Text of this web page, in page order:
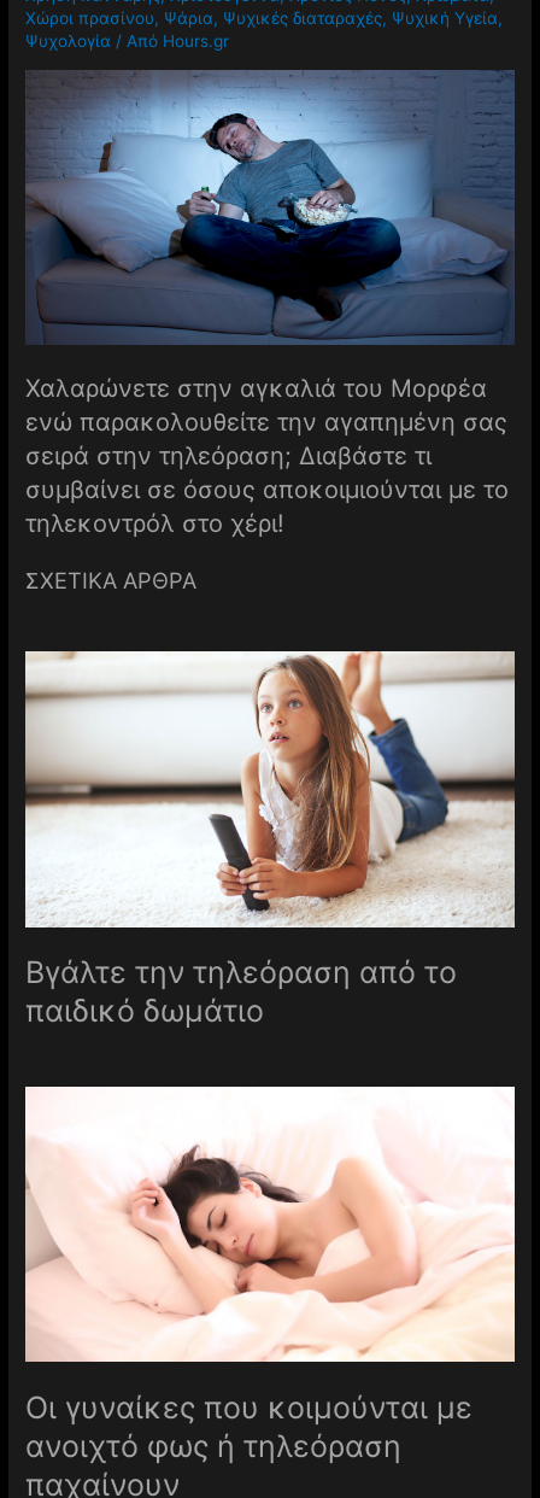
Χώροι πρασίνου, Ψάρια, Ψυχικές διαταραχές, Ψυχική Υγεία,
Ψυχολογία / Από Hours.gr
Χαλαρώνετε στην αγκαλιά του Μορφέα
ενώ παρακολουθείτε την αγαπημένη σας
σειρά στην τηλεόραση; Διαβάστε τι
συμβαίνει σε όσους αποκοιμιούνται με το
τηλεκοντρόλ στο χέρι!
ΣΧΕΤΙΚΑ ΑΡΘΡΑ
Βγάλτε την τηλεόραση από το
παιδικό δωμάτιο
Οι γυναίκες που κοιμούνται με
ανοιχτό φως ή τηλεόραση
παχαίνουν